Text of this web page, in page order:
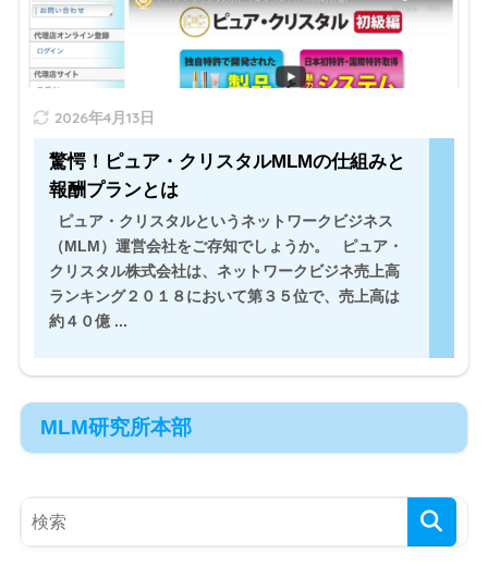
2026年4月13日
驚愕！ピュア・クリスタルMLMの仕組みと
報酬プランとは
ピュア・クリスタルというネットワークビジネス
（MLM）運営会社をご存知でしょうか。 ピュア・
クリスタル株式会社は、ネットワークビジネ売上高
ランキング２０１８において第３５位で、売上高は
約４０億 ...
MLM研究所本部